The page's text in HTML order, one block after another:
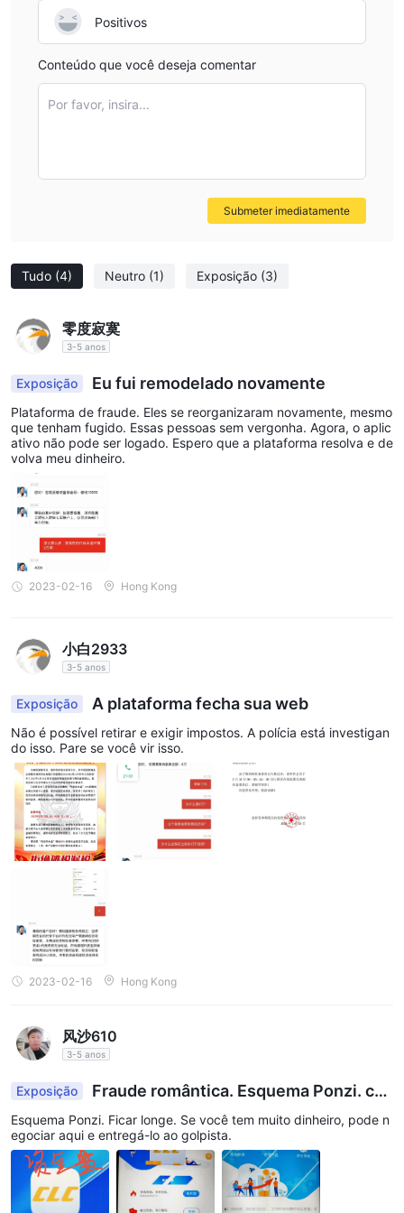
5 Passos para a Abertura de Conta Presencial:
Preencha suas informações pessoais na página da web.
Agende um compromisso presencial.
Processo de Depósito
fundos no banco beneficiário do CLC. Após o depósito, o cliente
transação. O banco beneficiário do CLC é o China Construction
Bank (Asia) Corporation Limited.
- Para depósitos de HKD 200.000 ou menos: 1 dia útil
- Para depósitos entre HKD 200.000 e 5.000.000: 1 a 3 dias
úteis
- Depósitos superiores a HKD 5.000.000: 3 a 5 dias úteis
- Nota: Tempo adicional de compensação é necessário para
depósitos em cheque.
Uma vez que o banco confirma o recebimento dos fundos do
cliente, CLC procede à transferência do dinheiro depositado
para a conta de valores mobiliários do respectivo cliente. É
importante ressaltar que, no caso de depósitos em cheque,
O cliente pode então se envolver em negociações de títulos
usando sua conta de títulos CLC.
Recursos Educacionais
CLC oferece vários tutoriais em vídeo, tanto em mandarim
quanto em cantonês, sobre como abrir uma conta, baixar
software, fazer pedidos na plataforma de negociação, etc.,
para traders iniciantes se familiarizarem e começarem.
Suporte ao Cliente
A CLC Securities Limited oferece suporte abrangente ao cliente
por meio de sua Linha Direta de Negociação Global. Você pode
entrar em contato com a equipe de atendimento ao cliente por
telefone no número (852) 3153 1128. Além disso, eles fornecem
suporte por e-mail em cs@clchk.com. Essas opções de contato
perguntas sobre serviços ou busquem ajuda com quaisquer
Conclusão
Em conclusão, a CLC Securities Limited oferece o potencial de
oportunidades de investimento de alta qualidade por meio de
sua abordagem disciplinada, pesquisa aprofundada e uma
variedade de estratégias diversas. A abordagem focada no
cliente da empresa, a supervisão regulatória da SFC de Hong
Kong e os sólidos canais de suporte ao cliente são vantagens
documentation or direct confirmation regarding EA
support, I would not expect seamless use of automated
trading systems with them. For anyone reliant on EAs, I
would stress the importance of verifying platform
capabilities directly with CLC before committing funds. In
trading ambitions.
Tudo (4) Neutro (1) Exposição (3)
零度寂寞
3-5 anos
Exposição Eu fui remodelado novamente
Plataforma de fraude. Eles se reorganizaram novamente, mesmo
que tenham fugido. Essas pessoas sem vergonha. Agora, o aplic
ativo não pode ser logado. Espero que a plataforma resolva e de
volva meu dinheiro.
2023-02-16 Hong Kong
小白2933
3-5 anos
Exposição A plataforma fecha sua web
Não é possível retirar e exigir impostos. A polícia está investigan
do isso. Pare se você vir isso.
2023-02-16 Hong Kong
风沙610
3-5 anos
Exposição
Fraude romântica. Esquema Ponzi. co
nfusão financeira
Esquema Ponzi. Ficar longe. Se você tem muito dinheiro, pode n
egociar aqui e entregá-lo ao golpista.
Positivos
Conteúdo que você deseja comentar
Por favor, insira...
Submeter imediatamente